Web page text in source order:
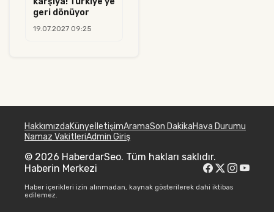
geri dönüyor
19.07.2027 09:25
HakkımızdaKünyeİletişimAramaSon DakikaHava Durumu
Namaz VakitleriAdmin Giriş
© 2026 HaberdarSeo. Tüm hakları saklıdır.
Haberin Merkezi
Haber içerikleri izin alınmadan, kaynak gösterilerek dahi iktibas
edilemez.